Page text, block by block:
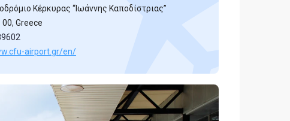
Κέρκυρας “Ιωάννης Καποδίστριας”
Greece
airport.gr/en/